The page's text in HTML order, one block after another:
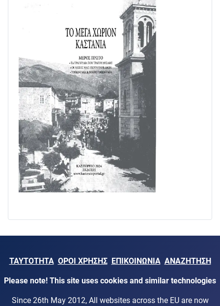
ΤΑΥΤΟΤΗΤΑ ΟΡΟΙ ΧΡΗΣΗΣ ΕΠΙΚΟΙΝΩΝΙΑ ΑΝΑΖΗΤΗΣΗ
Please note! This site uses cookies and similar technologies
Since 26th May 2012, All websites across the EU are now